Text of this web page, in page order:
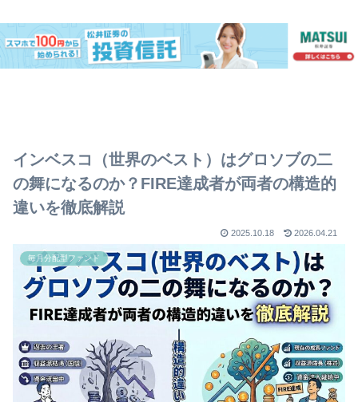
インベスコ（世界のベスト）はグロソブの二
の舞になるのか？FIRE達成者が両者の構造的
違いを徹底解説
2025.10.18 2026.04.21
毎月分配型ファンド